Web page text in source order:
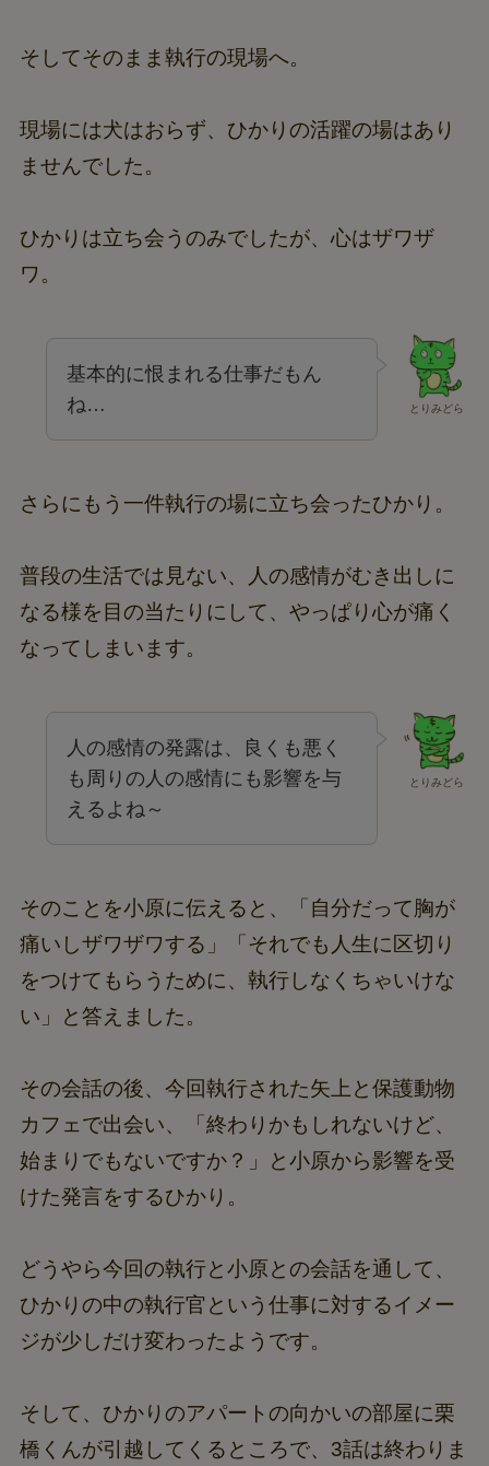
そしてそのまま執行の現場へ。
現場には犬はおらず、ひかりの活躍の場はあり
ませんでした。
ひかりは立ち会うのみでしたが、心はザワザ
ワ。
とりみどら
基本的に恨まれる仕事だもん
ね…
さらにもう一件執行の場に立ち会ったひかり。
普段の生活では見ない、人の感情がむき出しに
なる様を目の当たりにして、やっぱり心が痛く
なってしまいます。
とりみどら
人の感情の発露は、良くも悪く
も周りの人の感情にも影響を与
えるよね～
そのことを小原に伝えると、「自分だって胸が
痛いしザワザワする」「それでも人生に区切り
をつけてもらうために、執行しなくちゃいけな
い」と答えました。
その会話の後、今回執行された矢上と保護動物
カフェで出会い、「終わりかもしれないけど、
始まりでもないですか？」と小原から影響を受
けた発言をするひかり。
どうやら今回の執行と小原との会話を通して、
ひかりの中の執行官という仕事に対するイメー
ジが少しだけ変わったようです。
そして、ひかりのアパートの向かいの部屋に栗
橋くんが引越してくるところで、3話は終わりま